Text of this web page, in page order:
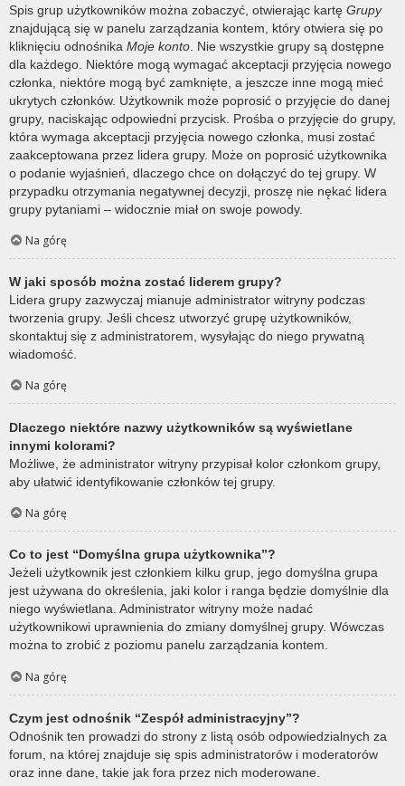
Spis grup użytkowników można zobaczyć, otwierając kartę Grupy
znajdującą się w panelu zarządzania kontem, który otwiera się po
kliknięciu odnośnika Moje konto . Nie wszystkie grupy są dostępne
dla każdego. Niektóre mogą wymagać akceptacji przyjęcia nowego
członka, niektóre mogą być zamknięte, a jeszcze inne mogą mieć
ukrytych członków. Użytkownik może poprosić o przyjęcie do danej
grupy, naciskając odpowiedni przycisk. Prośba o przyjęcie do grupy,
która wymaga akceptacji przyjęcia nowego członka, musi zostać
zaakceptowana przez lidera grupy. Może on poprosić użytkownika
o podanie wyjaśnień, dlaczego chce on dołączyć do tej grupy. W
przypadku otrzymania negatywnej decyzji, proszę nie nękać lidera
grupy pytaniami – widocznie miał on swoje powody.
Na górę
W jaki sposób można zostać liderem grupy?
Lidera grupy zazwyczaj mianuje administrator witryny podczas
tworzenia grupy. Jeśli chcesz utworzyć grupę użytkowników,
skontaktuj się z administratorem, wysyłając do niego prywatną
wiadomość.
Na górę
Dlaczego niektóre nazwy użytkowników są wyświetlane
innymi kolorami?
Możliwe, że administrator witryny przypisał kolor członkom grupy,
aby ułatwić identyfikowanie członków tej grupy.
Na górę
Co to jest “Domyślna grupa użytkownika”?
Jeżeli użytkownik jest członkiem kilku grup, jego domyślna grupa
jest używana do określenia, jaki kolor i ranga będzie domyślnie dla
niego wyświetlana. Administrator witryny może nadać
użytkownikowi uprawnienia do zmiany domyślnej grupy. Wówczas
można to zrobić z poziomu panelu zarządzania kontem.
Na górę
Czym jest odnośnik “Zespół administracyjny”?
Odnośnik ten prowadzi do strony z listą osób odpowiedzialnych za
forum, na której znajduje się spis administratorów i moderatorów
oraz inne dane, takie jak fora przez nich moderowane.